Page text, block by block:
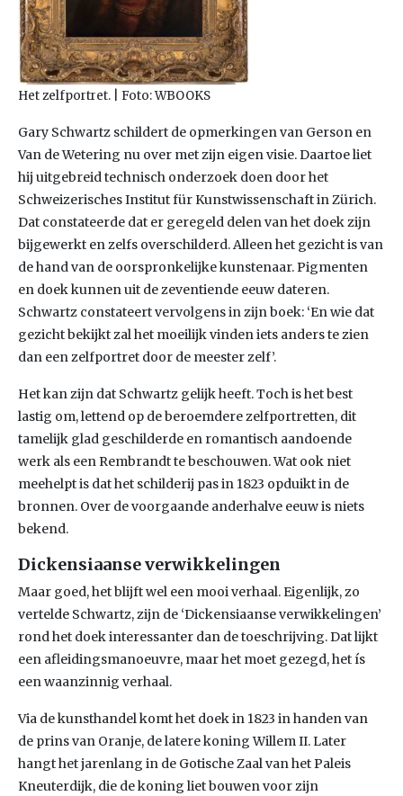
Het zelfportret. | Foto: WBOOKS
Gary Schwartz schildert de opmerkingen van Gerson en
Van de Wetering nu over met zijn eigen visie. Daartoe liet
hij uitgebreid technisch onderzoek doen door het
Schweizerisches Institut für Kunstwissenschaft in Zürich.
Dat constateerde dat er geregeld delen van het doek zijn
bijgewerkt en zelfs overschilderd. Alleen het gezicht is van
de hand van de oorspronkelijke kunstenaar. Pigmenten
en doek kunnen uit de zeventiende eeuw dateren.
Schwartz constateert vervolgens in zijn boek: ‘En wie dat
gezicht bekijkt zal het moeilijk vinden iets anders te zien
dan een zelfportret door de meester zelf’.
Het kan zijn dat Schwartz gelijk heeft. Toch is het best
lastig om, lettend op de beroemdere zelfportretten, dit
tamelijk glad geschilderde en romantisch aandoende
werk als een Rembrandt te beschouwen. Wat ook niet
meehelpt is dat het schilderij pas in 1823 opduikt in de
bronnen. Over de voorgaande anderhalve eeuw is niets
bekend.
Dickensiaanse verwikkelingen
Maar goed, het blijft wel een mooi verhaal. Eigenlijk, zo
vertelde Schwartz, zijn de ‘Dickensiaanse verwikkelingen’
rond het doek interessanter dan de toeschrijving. Dat lijkt
een afleidingsmanoeuvre, maar het moet gezegd, het ís
een waanzinnig verhaal.
Via de kunsthandel komt het doek in 1823 in handen van
de prins van Oranje, de latere koning Willem II. Later
hangt het jarenlang in de Gotische Zaal van het Paleis
Kneuterdijk, die de koning liet bouwen voor zijn